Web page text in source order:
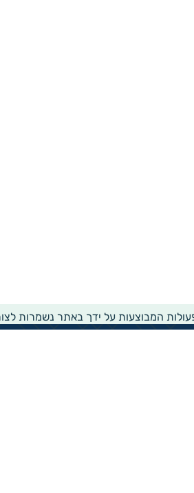
המבוצעות על ידך באתר נשמרות